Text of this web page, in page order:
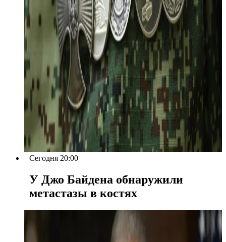
Сегодня 20:00
У Джо Байдена обнаружили
метастазы в костях